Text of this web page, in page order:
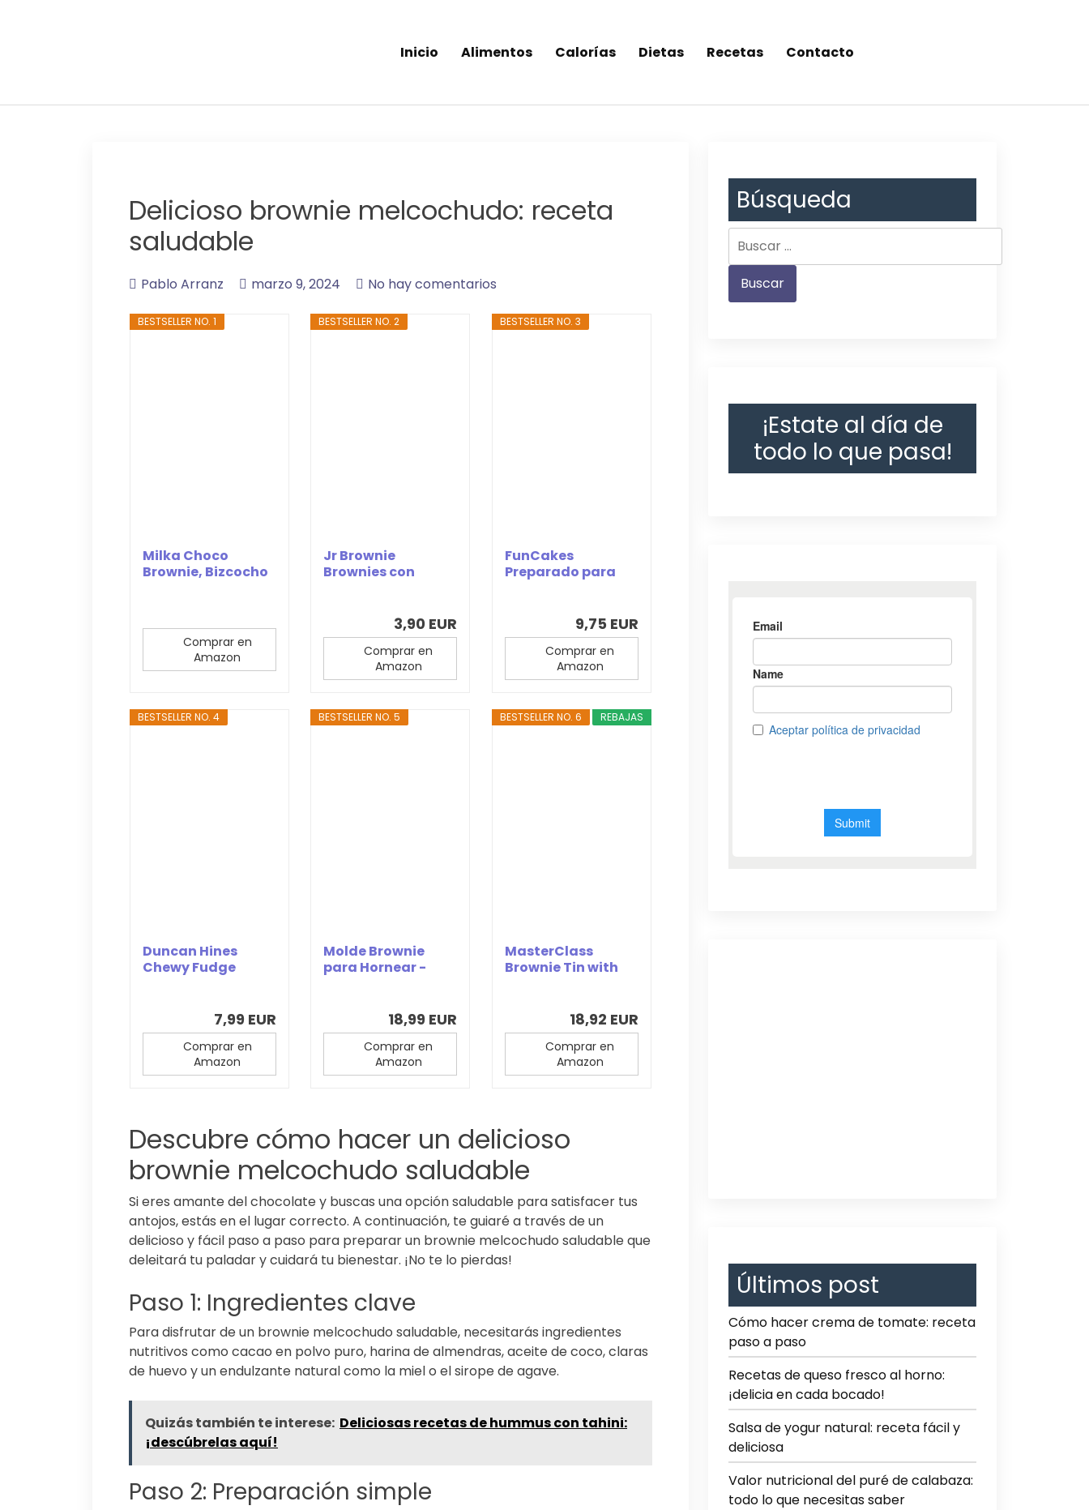
Inicio Alimentos Calorías Dietas Recetas Contacto
Delicioso brownie melcochudo: receta
saludable
Pablo Arranz marzo 9, 2024 No hay comentarios
BESTSELLER NO. 1
Milka Choco
Brownie, Bizcocho
Comprar en
Amazon
BESTSELLER NO. 2
Jr Brownie
Brownies con
3,90 EUR
Comprar en
Amazon
BESTSELLER NO. 3
FunCakes
Preparado para
9,75 EUR
Comprar en
Amazon
BESTSELLER NO. 4
Duncan Hines
Chewy Fudge
7,99 EUR
Comprar en
Amazon
BESTSELLER NO. 5
Molde Brownie
para Hornear -
18,99 EUR
Comprar en
Amazon
REBAJAS
BESTSELLER NO. 6
MasterClass
Brownie Tin with
18,92 EUR
Comprar en
Amazon
Descubre cómo hacer un delicioso
brownie melcochudo saludable
Si eres amante del chocolate y buscas una opción saludable para satisfacer tus
antojos, estás en el lugar correcto. A continuación, te guiaré a través de un
delicioso y fácil paso a paso para preparar un brownie melcochudo saludable que
deleitará tu paladar y cuidará tu bienestar. ¡No te lo pierdas!
Paso 1: Ingredientes clave
Para disfrutar de un brownie melcochudo saludable, necesitarás ingredientes
nutritivos como cacao en polvo puro, harina de almendras, aceite de coco, claras
de huevo y un endulzante natural como la miel o el sirope de agave.
Quizás también te interese: Deliciosas recetas de hummus con tahini:
¡descúbrelas aquí!
Paso 2: Preparación simple
Búsqueda
¡Estate al día de
todo lo que pasa!
Últimos post
Cómo hacer crema de tomate: receta
paso a paso
Recetas de queso fresco al horno:
¡delicia en cada bocado!
Salsa de yogur natural: receta fácil y
deliciosa
Valor nutricional del puré de calabaza:
todo lo que necesitas saber